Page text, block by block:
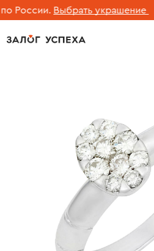
России. Выбрать украшение